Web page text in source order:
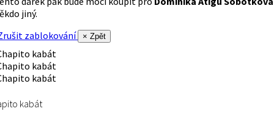
jiný.
zablokování
× Zpět
kabát